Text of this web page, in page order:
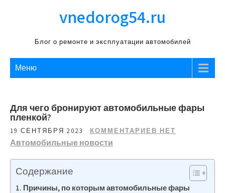
vnedorog54.ru
Блог о ремонте и эксплуатации автомобилей
Меню
Для чего бронируют автомобильные фары
пленкой?
19 СЕНТЯБРЯ 2023 КОММЕНТАРИЕВ НЕТ
Автомобильные новости
Содержание
Причины, по которым автомобильные фары